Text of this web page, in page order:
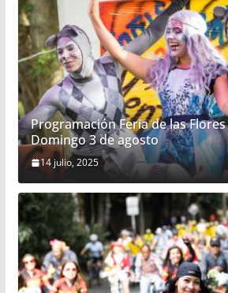
Programación Feria de las Flores
Domingo 3 de agosto
14 julio, 2025